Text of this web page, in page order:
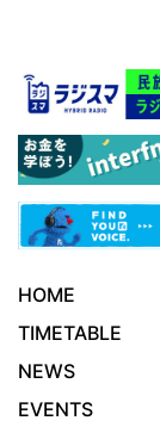
HOME
TIMETABLE
NEWS
EVENTS